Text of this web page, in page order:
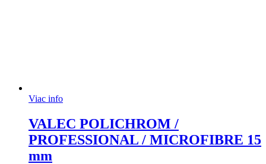
Viac info
VALEC POLICHROM /
PROFESSIONAL / MICROFIBRE 15
mm